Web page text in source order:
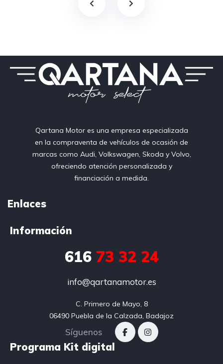
Qartana Motor es una empresa especializada
en la compraventa de vehículos de ocasión de
marcas como Audi, Volkswagen, Skoda y Volvo,
ofreciendo atención personalizada y
financiación a medida.
Enlaces
Información
61673 32 24
info@qartanamotor.es
C. Primero de Mayo, 8
06490 Puebla de la Calzada, Badajoz
Síguenos
Programa Kit digital